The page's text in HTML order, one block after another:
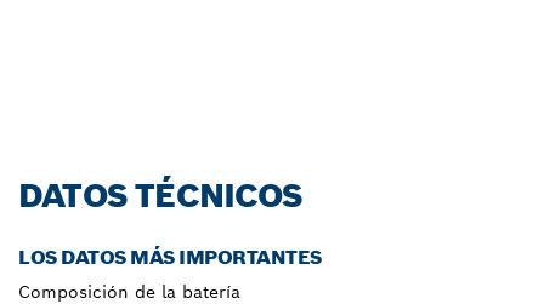
DATOS TÉCNICOS
LOS DATOS MÁS IMPORTANTES
Composición de la batería